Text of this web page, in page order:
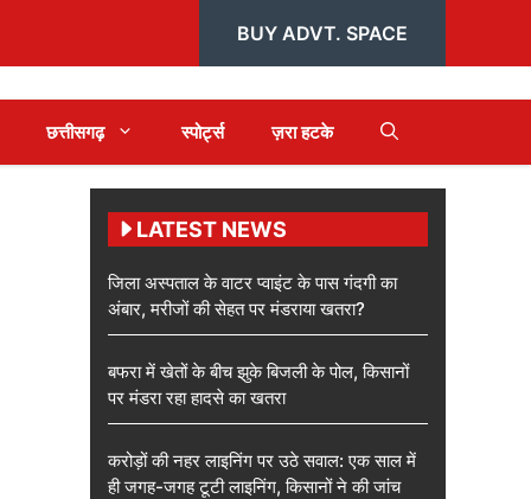
BUY ADVT. SPACE
छत्तीसगढ़ स्पोर्ट्स ज़रा हटके
LATEST NEWS
जिला अस्पताल के वाटर प्वाइंट के पास गंदगी का
अंबार, मरीजों की सेहत पर मंडराया खतरा?
बफरा में खेतों के बीच झुके बिजली के पोल, किसानों
पर मंडरा रहा हादसे का खतरा
करोड़ों की नहर लाइनिंग पर उठे सवाल: एक साल में
ही जगह-जगह टूटी लाइनिंग, किसानों ने की जांच